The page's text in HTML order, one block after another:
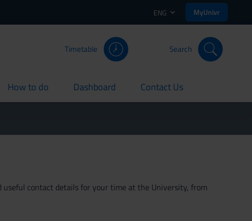
ENG MyUnivr
Timetable Search
How to do
current Dashboard
current Contact Us
current
contact details for your time at the University, from